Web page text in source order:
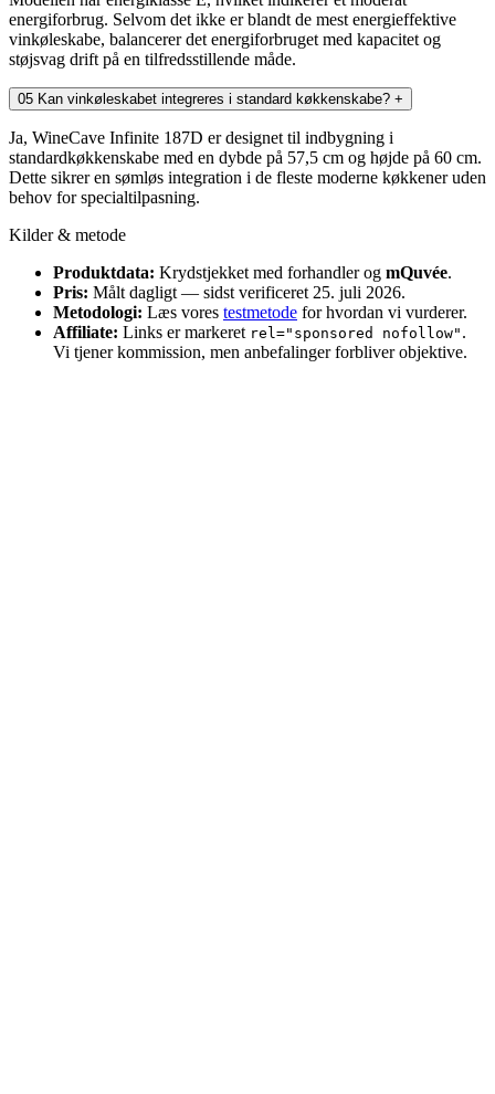
energiforbrug. Selvom det ikke er blandt de mest energieffektive
vinkøleskabe, balancerer det energiforbruget med kapacitet og
støjsvag drift på en tilfredsstillende måde.
05 Kan vinkøleskabet integreres i standard køkkenskabe? +
Ja, WineCave Infinite 187D er designet til indbygning i
standardkøkkenskabe med en dybde på 57,5 cm og højde på 60 cm.
Dette sikrer en sømløs integration i de fleste moderne køkkener uden
behov for specialtilpasning.
Kilder & metode
Produktdata: Krydstjekket med forhandler og mQuvée.
Pris: Målt dagligt — sidst verificeret 25. juli 2026.
Metodologi: Læs vores testmetode for hvordan vi vurderer.
Affiliate: Links er markeret rel="sponsored nofollow" .
Vi tjener kommission, men anbefalinger forbliver objektive.